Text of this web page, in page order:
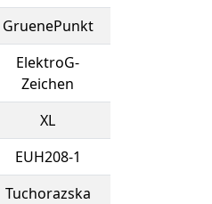
GruenePunkt
ElektroG-
Zeichen
XL
EUH208-1
Tuchorazska